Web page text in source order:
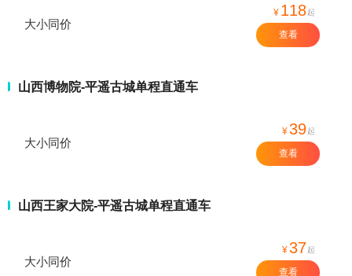
大小同价
¥ 118起
查看
山西博物院-平遥古城单程直通车
大小同价
¥39起
查看
山西王家大院-平遥古城单程直通车
大小同价
¥37起
查看